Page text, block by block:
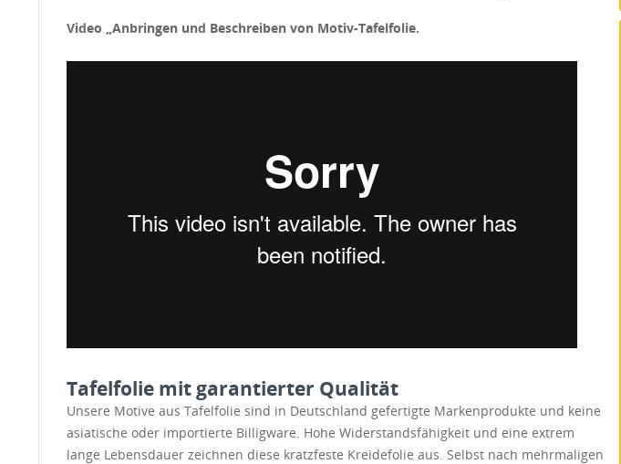
Video „Anbringen und Beschreiben von Motiv-Tafelfolie.
Tafelfolie mit garantierter Qualität
Unsere Motive aus Tafelfolie sind in Deutschland gefertigte Markenprodukte und keine
asiatische oder importierte Billigware. Hohe Widerstandsfähigkeit und eine extrem
lange Lebensdauer zeichnen diese kratzfeste Kreidefolie aus. Selbst nach mehrmaligen